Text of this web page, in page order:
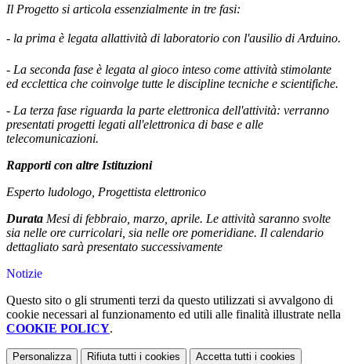
Il Progetto si articola essenzialmente in tre fasi:
- la prima è legata allattività di laboratorio con l'ausilio di Arduino.
- La seconda fase è legata al gioco inteso come attività stimolante
ed ecclettica che coinvolge tutte le discipline tecniche e scientifiche.
- La terza fase riguarda la parte elettronica dell'attività: verranno
presentati progetti legati all'elettronica di base e alle
telecomunicazioni.
Rapporti con altre Istituzioni
Esperto ludologo, Progettista elettronico
Durata Mesi di febbraio, marzo, aprile. Le attività saranno svolte
sia nelle ore curricolari, sia nelle ore pomeridiane. Il calendario
dettagliato sarà presentato successivamente
Notizie
Questo sito o gli strumenti terzi da questo utilizzati si avvalgono di
cookie necessari al funzionamento ed utili alle finalità illustrate nella
COOKIE POLICY.
Personalizza Rifiuta tutti i cookies Accetta tutti i cookies